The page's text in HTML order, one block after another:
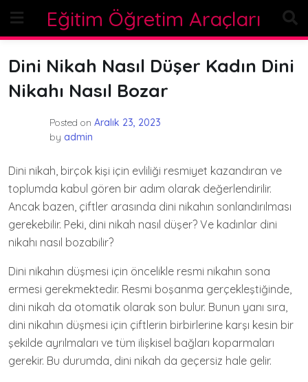
content
Eğitim Öğretim Araçları
Dini Nikah Nasıl Düşer Kadın Dini
Nikahı Nasıl Bozar
Posted on Aralık 23, 2023
by admin
Dini nikah, birçok kişi için evliliği resmiyet kazandıran ve
toplumda kabul gören bir adım olarak değerlendirilir.
Ancak bazen, çiftler arasında dini nikahın sonlandırılması
gerekebilir. Peki, dini nikah nasıl düşer? Ve kadınlar dini
nikahı nasıl bozabilir?
Dini nikahın düşmesi için öncelikle resmi nikahın sona
ermesi gerekmektedir. Resmi boşanma gerçekleştiğinde,
dini nikah da otomatik olarak son bulur. Bunun yanı sıra,
dini nikahın düşmesi için çiftlerin birbirlerine karşı kesin bir
şekilde ayrılmaları ve tüm ilişkisel bağları koparmaları
gerekir. Bu durumda, dini nikah da geçersiz hale gelir.